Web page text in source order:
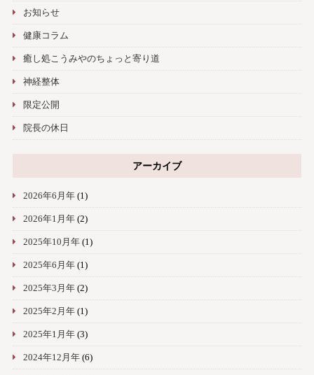
お知らせ
健康コラム
癒し処こうみやのちょっと寄り道
神経整体
限定公開
院長の休日
アーカイブ
2026年6月年(1)
2026年1月年(2)
2025年10月年(1)
2025年6月年(1)
2025年3月年(2)
2025年2月年(1)
2025年1月年(3)
2024年12月年(6)